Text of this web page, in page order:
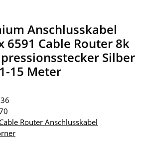
Anschlusskabel
6591 Cable Router 8k
Silber
15 Meter
Router Anschlusskabel